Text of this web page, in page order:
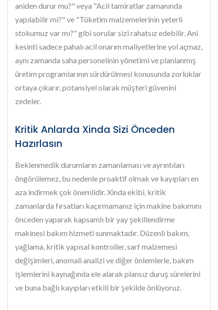
aniden durur mu?" veya "Acil tamiratlar zamanında
yapılabilir mi?" ve "Tüketim malzemelerinin yeterli
stokumuz var mı?" gibi sorular sizi rahatsız edebilir. Ani
kesinti sadece pahalı acil onarım maliyetlerine yol açmaz,
aynı zamanda saha personelinin yönetimi ve planlanmış
üretim programlarının sürdürülmesi konusunda zorluklar
ortaya çıkarır, potansiyel olarak müşteri güvenini
zedeler.
Kritik Anlarda Xinda Sizi Önceden
Hazırlasın
Beklenmedik durumların zamanlaması ve ayrıntıları
öngörülemez, bu nedenle proaktif olmak ve kayıpları en
aza indirmek çok önemlidir. Xinda ekibi, kritik
zamanlarda fırsatları kaçırmamanız için makine bakımını
önceden yaparak kapsamlı bir yay şekillendirme
makinesi bakım hizmeti sunmaktadır. Düzenli bakım,
yağlama, kritik yapısal kontroller, sarf malzemesi
değişimleri, anomali analizi ve diğer önlemlerle, bakım
işlemlerini kaynağında ele alarak plansız duruş sürelerini
ve buna bağlı kayıpları etkili bir şekilde önlüyoruz.